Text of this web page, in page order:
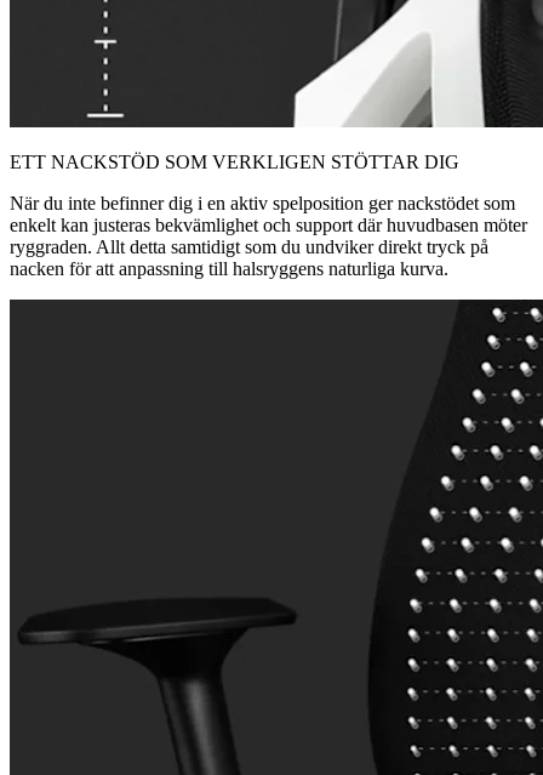
ETT NACKSTÖD SOM VERKLIGEN STÖTTAR DIG
När du inte befinner dig i en aktiv spelposition ger nackstödet som
enkelt kan justeras bekvämlighet och support där huvudbasen möter
ryggraden. Allt detta samtidigt som du undviker direkt tryck på
nacken för att anpassning till halsryggens naturliga kurva.